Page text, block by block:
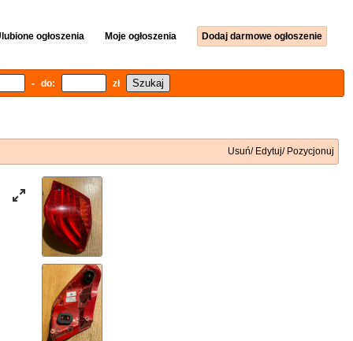
ogłoszenia Moje ogłoszenia Dodaj darmowe ogłoszenie
- do: zł
Usuń/ Edytuj/ Pozycjonuj